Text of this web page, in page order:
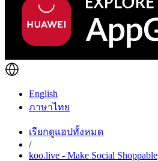
English
ภาษาไทย
เรียกดูแอปทั้งหมด
/
koo.live - Make Social Shoppable